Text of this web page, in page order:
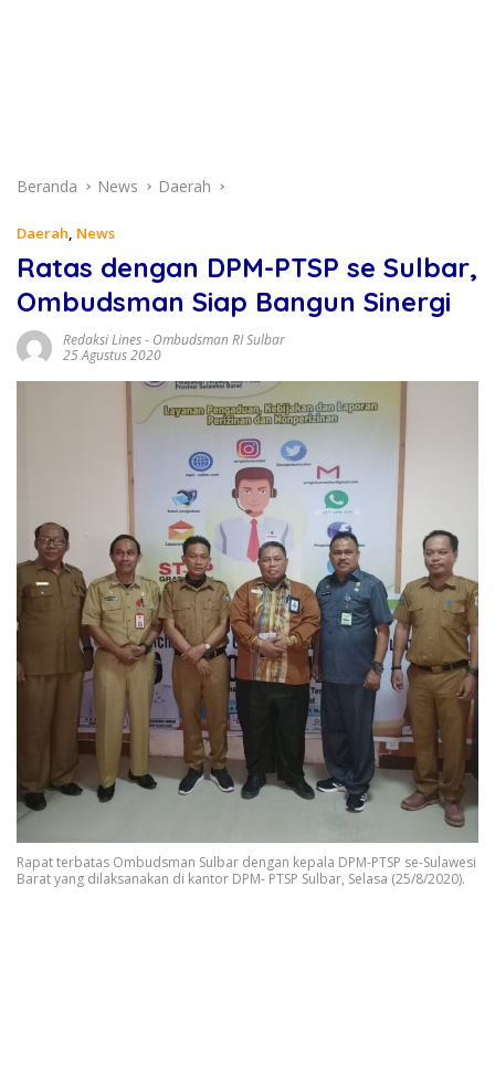
Beranda News Daerah
Daerah, News
Ratas dengan DPM-PTSP se Sulbar,
Ombudsman Siap Bangun Sinergi
Redaksi Lines- Ombudsman RI Sulbar
25 Agustus 2020
Rapat terbatas Ombudsman Sulbar dengan kepala DPM-PTSP se-Sulawesi
Barat yang dilaksanakan di kantor DPM- PTSP Sulbar, Selasa (25/8/2020).